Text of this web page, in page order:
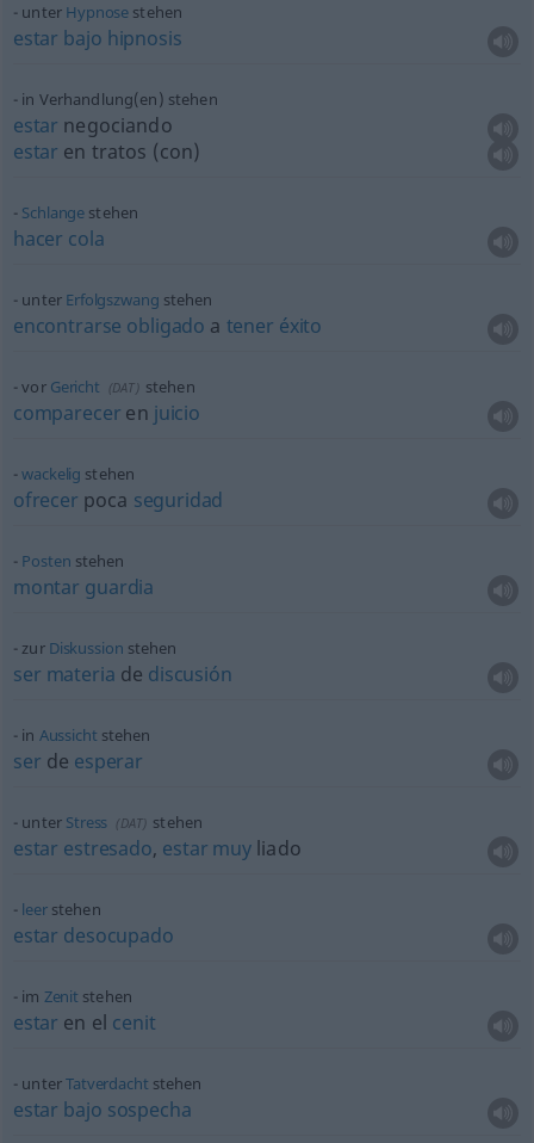
unter Hypnose stehen
estar bajo hipnosis
in Verhandlung(en) stehen
estar negociando
estar en tratos (con)
Schlange stehen
hacer cola
unter Erfolgszwang stehen
encontrarse obligado a tener éxito
vor Gericht (DAT) stehen
comparecer en juicio
wackelig stehen
ofrecer poca seguridad
Posten stehen
montar guardia
zur Diskussion stehen
ser materia de discusión
in Aussicht stehen
ser de esperar
unter Stress (DAT) stehen
estar estresado, estar muy liado
leerstehen
estar desocupado
im Zenit stehen
estar en el cenit
unterTatverdacht stehen
estar bajo sospecha